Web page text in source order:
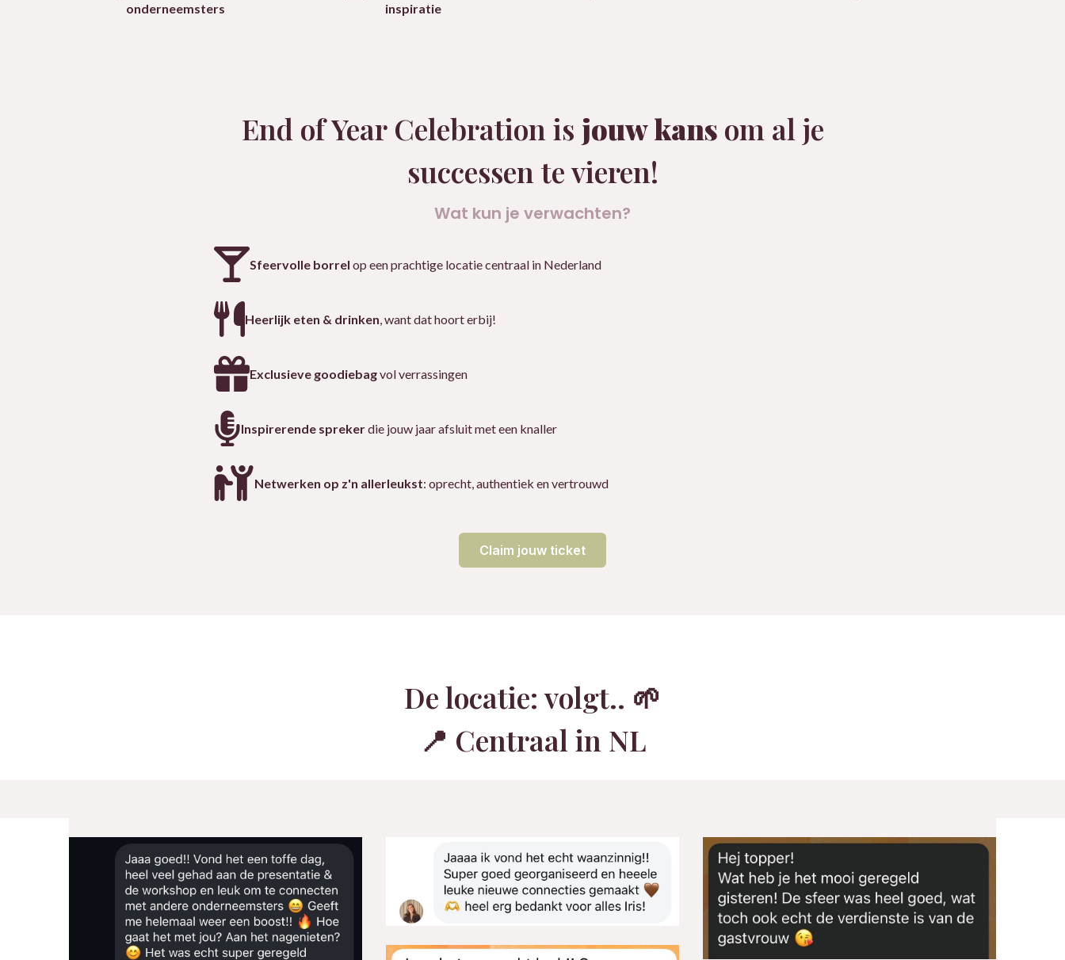
onderneemsters
inspiratie
End of Year Celebration is jouw kans om al je
successen te vieren!
Wat kun je verwachten?
Sfeervolle borrel op een prachtige locatie centraal in Nederland
Heerlijk eten & drinken , want dat hoort erbij!
Exclusieve goodiebagvol verrassingen
Inspirerende sprekerdie jouw jaar afsluit met een knaller
Netwerken op z'n allerleukst: oprecht, authentiek en vertrouwd
Claim jouw ticket
De locatie: volgt.. 🌱
📍 Centraal in NL